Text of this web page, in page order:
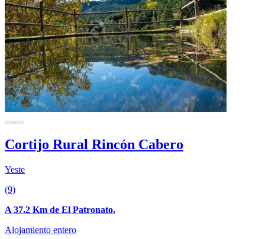
Cortijo Rural Rincón Cabero
Yeste
(9)
A 37.2 Km de El Patronato.
Alojamiento entero